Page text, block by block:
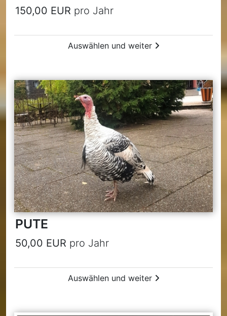
150,00 EUR pro Jahr
Auswählen und weiter
PUTE
50,00 EUR pro Jahr
Auswählen und weiter